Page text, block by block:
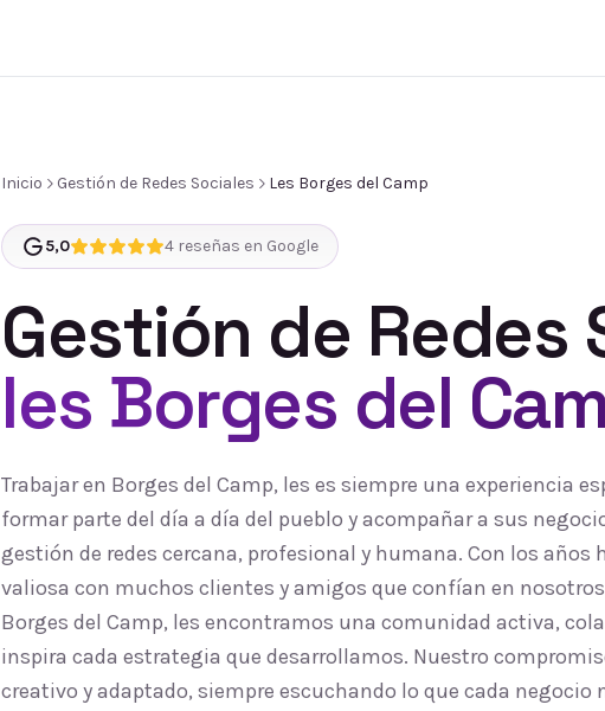
Inicio Gestión de Redes Sociales Les Borges del Camp
5,0 4 reseñas en Google
Gestión de Redes
les Borges del
Trabajar en Borges del Camp, les es siempre una experiencia
formar parte del día a día del pueblo y acompañar a sus
gestión de redes cercana, profesional y humana. Con los
valiosa con muchos clientes y amigos que confían en
Borges del Camp, les encontramos una comunidad activa,
inspira cada estrategia que desarrollamos. Nuestro
creativo y adaptado, siempre escuchando lo que cada negocio